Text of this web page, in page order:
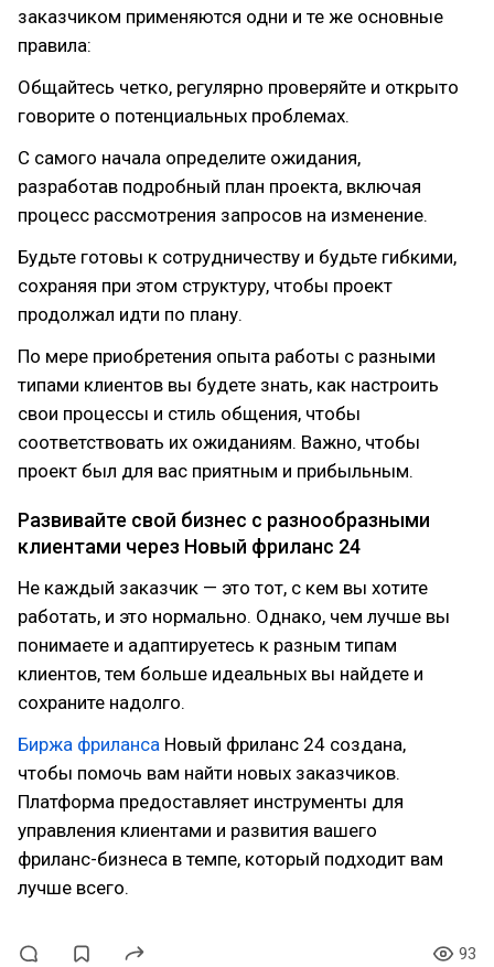
заказчиком применяются одни и те же основные
правила:
Общайтесь четко, регулярно проверяйте и открыто
говорите о потенциальных проблемах.
С самого начала определите ожидания,
разработав подробный план проекта, включая
процесс рассмотрения запросов на изменение.
Будьте готовы к сотрудничеству и будьте гибкими,
сохраняя при этом структуру, чтобы проект
продолжал идти по плану.
По мере приобретения опыта работы с разными
типами клиентов вы будете знать, как настроить
свои процессы и стиль общения, чтобы
соответствовать их ожиданиям. Важно, чтобы
проект был для вас приятным и прибыльным.
Развивайте свой бизнес с разнообразными
клиентами через Новый фриланс 24
Не каждый заказчик — это тот, с кем вы хотите
работать, и это нормально. Однако, чем лучше вы
понимаете и адаптируетесь к разным типам
клиентов, тем больше идеальных вы найдете и
сохраните надолго.
Биржа фриланса Новый фриланс 24 создана,
чтобы помочь вам найти новых заказчиков.
Платформа предоставляет инструменты для
управления клиентами и развития вашего
фриланс-бизнеса в темпе, который подходит вам
лучше всего.
93